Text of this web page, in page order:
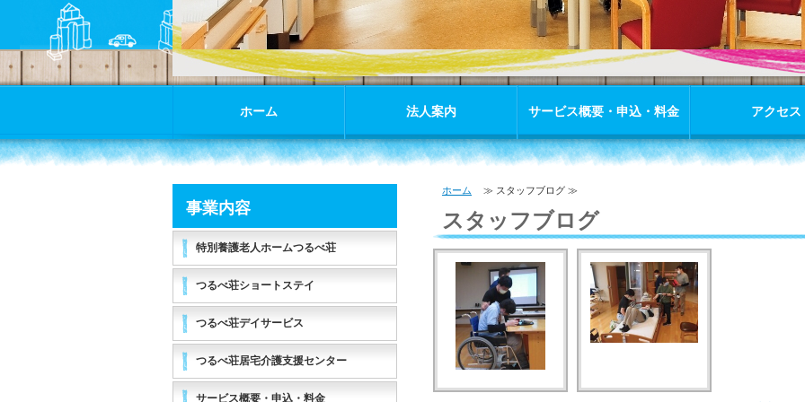
ホーム 法人案内 サービス概要・申込・料金 アクセス
ホーム ≫ スタッフブログ ≫
スタッフブログ
事業内容
特別養護老人ホームつるべ荘
つるべ荘ショートステイ
つるべ荘デイサービス
つるべ荘居宅介護支援センター
サービス概要・申込・料金